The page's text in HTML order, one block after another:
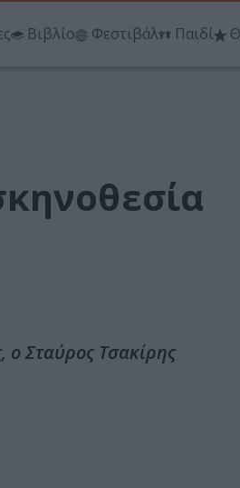
Βιβλίο Φεστιβάλ Παιδί
ο Σταύρος Τσακίρης